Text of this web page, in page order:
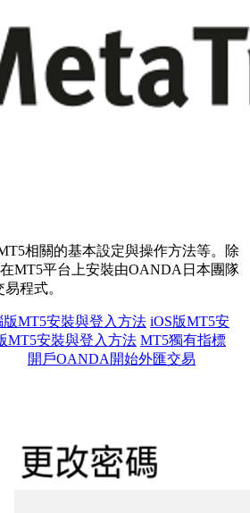
相關的基本設定與操作方法等。除
MT5平台上安裝由OANDA日本團隊
程式。
版MT5安裝與登入方法 iOS版MT5安
MT5安裝與登入方法 MT5獨有指標
開戶OANDA開始外匯交易